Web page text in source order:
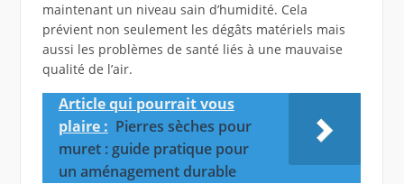
maintenant un niveau sain d’humidité. Cela
prévient non seulement les dégâts matériels mais
aussi les problèmes de santé liés à une mauvaise
qualité de l’air.
Article qui pourrait vous
plaire : Pierres sèches pour
muret : guide pratique pour
un aménagement durable